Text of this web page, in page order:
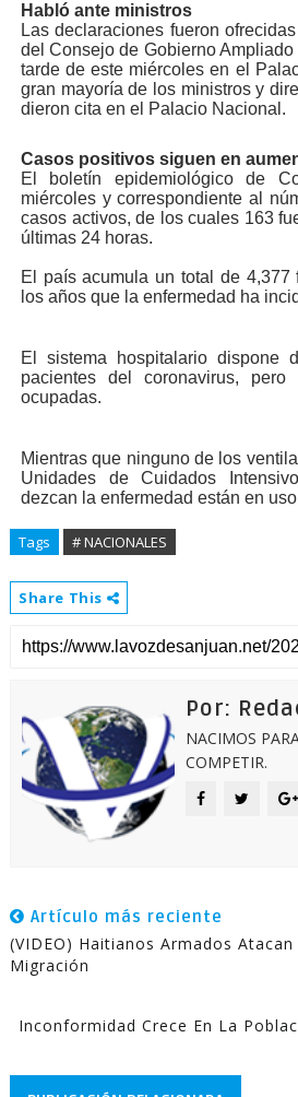
Habló ante ministros
Las declaraciones fueron
del Consejo de Go­bierno
tarde de este miércoles en el
gran mayo­ría de los ministros y
dieron cita en el Palacio Nacional.
Casos positivos siguen en
El boletín epidemiológico de
miércoles y correspondien­te al
casos activos, de los cuales 163
últimas 24 horas.
El país acumula un total de 4,377
los años que la enfer­medad ha
El sistema hospitalario dispone
pacientes del coronavi­rus,
ocupadas.
Mientras que ninguno de los
Unidades de Cuidados
dezcan la enfermedad están en
Tags # NACIONALES
Share This
Por:
NACIMOS
COMPETIR.
Artículo más reciente
(VIDEO) Haitianos Armados
Migración
Inconformidad Crece En La